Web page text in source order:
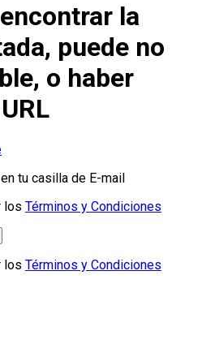
la
puede no
o haber
tu casilla de E-mail
los Términos y Condiciones
los Términos y Condiciones